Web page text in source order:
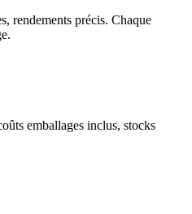
rendements précis. Chaque
emballages inclus, stocks